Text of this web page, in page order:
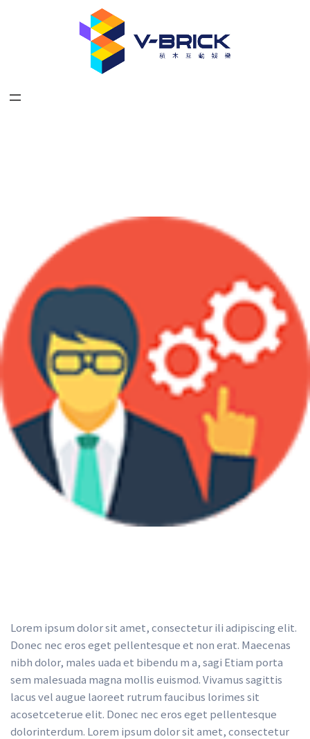
Lorem ipsum dolor sit amet, consectetur ili adipiscing elit.
Donec nec eros eget pellentesque et non erat. Maecenas
nibh dolor, males uada et bibendu m a, sagi Etiam porta
em malesuada magna mollis euismod. Vivamus sagittis
lacus vel augue laoreet rutrum faucibus lorimes sit
acosetceterue elit. Donec nec eros eget pellentesque
dolorinterdum. Lorem ipsum dolor sit amet, consectetur